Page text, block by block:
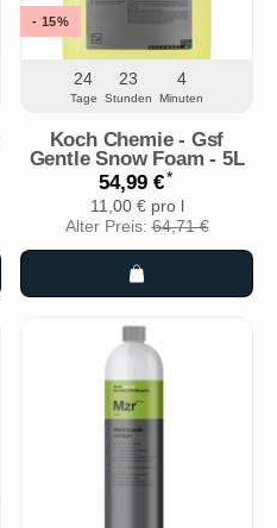
24
Tage
23
Stunden
4
Minuten
- 15%
Koch Chemie - Gsf
Gentle Snow Foam - 5L
54,99 €*
11,00 € pro l
Alter Preis:64,71 €